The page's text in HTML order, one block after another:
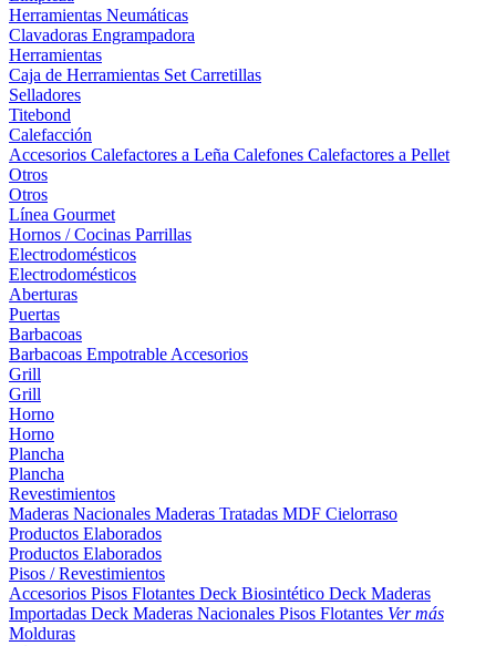
Herramientas Neumáticas
Clavadoras Engrampadora
Herramientas
Caja de Herramientas Set Carretillas
Selladores
Titebond
Calefacción
Accesorios Calefactores a Leña Calefones Calefactores a Pellet
Otros
Otros
Línea Gourmet
Hornos / Cocinas Parrillas
Electrodomésticos
Electrodomésticos
Aberturas
Puertas
Barbacoas
Barbacoas Empotrable Accesorios
Grill
Grill
Horno
Horno
Plancha
Plancha
Revestimientos
Maderas Nacionales Maderas Tratadas MDF Cielorraso
Productos Elaborados
Productos Elaborados
Pisos / Revestimientos
Accesorios Pisos Flotantes Deck Biosintético Deck Maderas
Importadas Deck Maderas Nacionales Pisos Flotantes Ver más
Molduras